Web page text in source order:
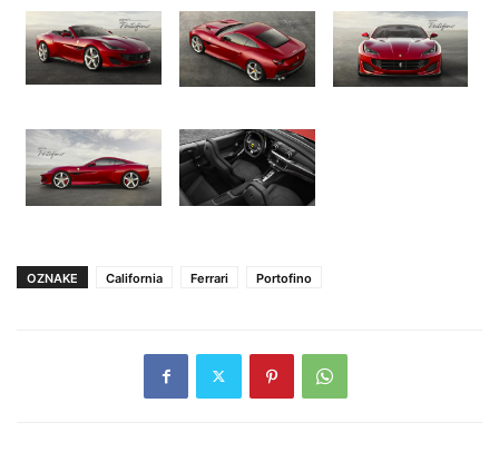
OZNAKE California Ferrari Portofino